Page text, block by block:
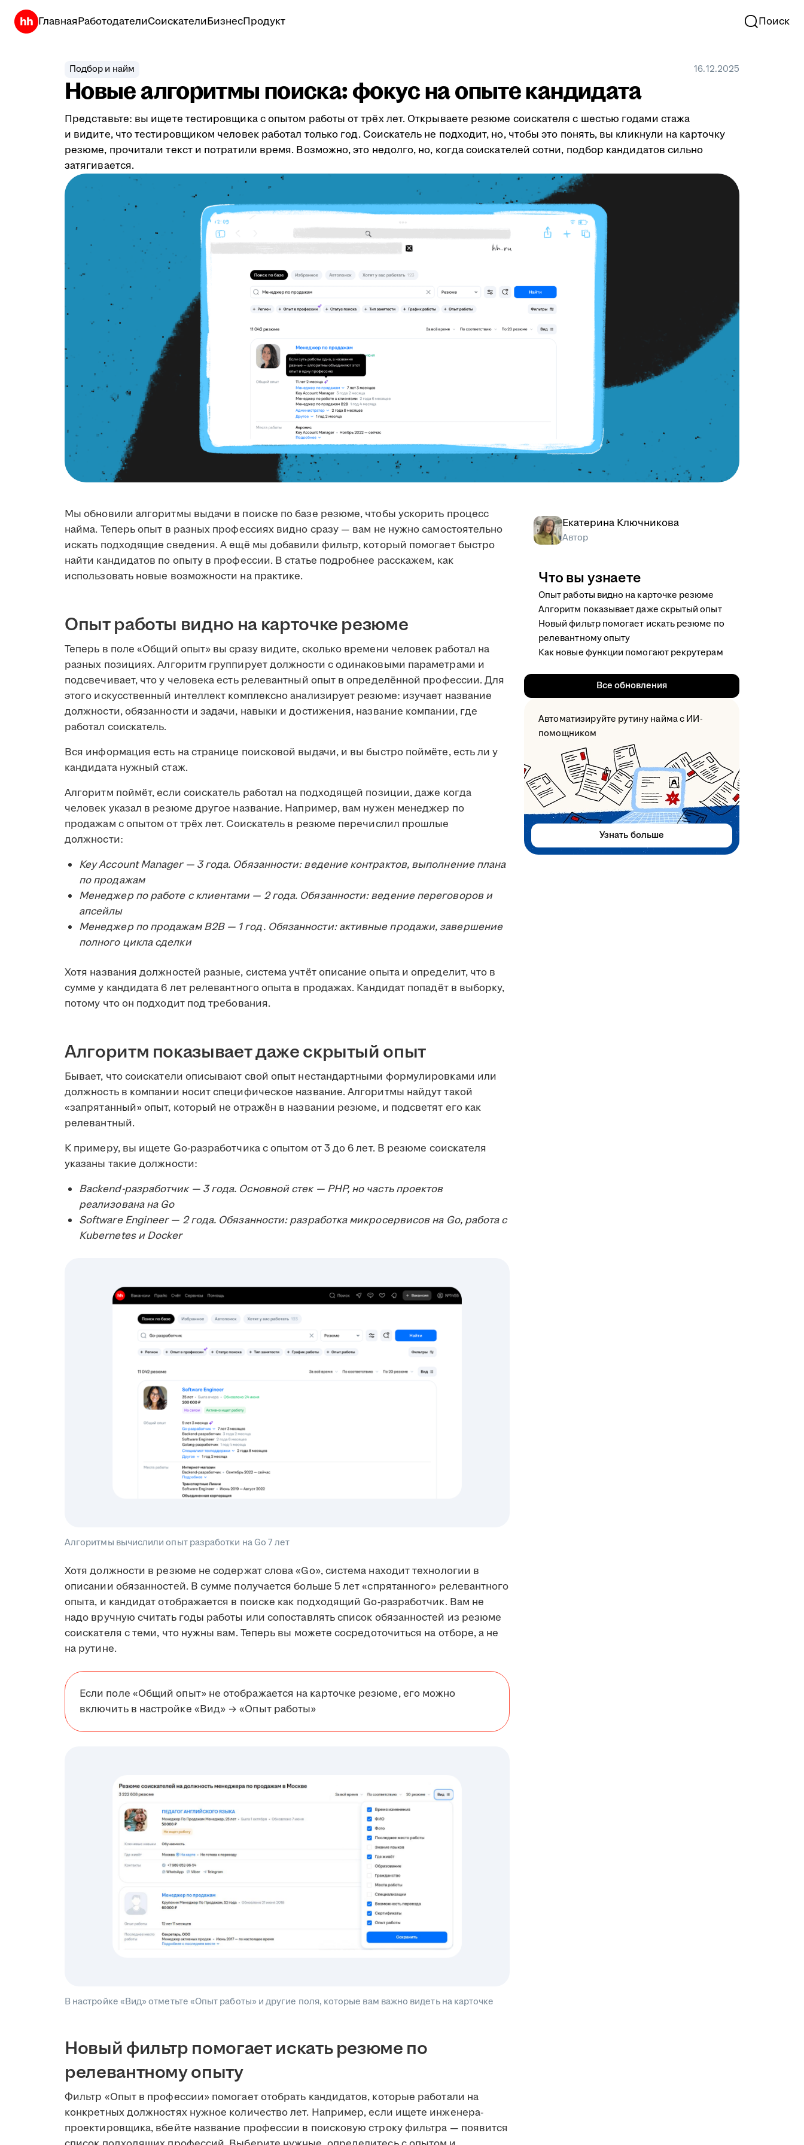
ГлавнаяРаботодателиСоискателиБизнесПродукт Поиск
Подбор и найм 16.12.2025
Новые алгоритмы поиска: фокус на опыте кандидата
Представьте: вы ищете тестировщика с опытом работы от трёх лет. Открываете резюме соискателя с шестью годами стажа
и видите, что тестировщиком человек работал только год. Соискатель не подходит, но, чтобы это понять, вы кликнули на карточку
резюме, прочитали текст и потратили время. Возможно, это недолго, но, когда соискателей сотни, подбор кандидатов сильно
затягивается.
Мы обновили алгоритмы выдачи в поиске по базе резюме, чтобы ускорить процесс
найма. Теперь опыт в разных профессиях видно сразу — вам не нужно самостоятельно
искать подходящие сведения. А ещё мы добавили фильтр, который помогает быстро
найти кандидатов по опыту в профессии. В статье подробнее расскажем, как
использовать новые возможности на практике.
Опыт работы видно на карточке резюме
Теперь в поле «Общий опыт» вы сразу видите, сколько времени человек работал на
разных позициях. Алгоритм группирует должности с одинаковыми параметрами и
подсвечивает, что у человека есть релевантный опыт в определённой профессии. Для
этого искусственный интеллект комплексно анализирует резюме: изучает название
должности, обязанности и задачи, навыки и достижения, название компании, где
работал соискатель.
Вся информация есть на странице поисковой выдачи, и вы быстро поймёте, есть ли у
кандидата нужный стаж.
Алгоритм поймёт, если соискатель работал на подходящей позиции, даже когда
человек указал в резюме другое название. Например, вам нужен менеджер по
продажам с опытом от трёх лет. Соискатель в резюме перечислил прошлые
должности:
Key Account Manager — 3 года. Обязанности: ведение контрактов, выполнение плана
по продажам
Менеджер по работе с клиентами — 2 года. Обязанности: ведение переговоров и
апсейлы
Менеджер по продажам B2B — 1 год. Обязанности: активные продажи, завершение
полного цикла сделки
Хотя названия должностей разные, система учтёт описание опыта и определит, что в
сумме у кандидата 6 лет релевантного опыта в продажах. Кандидат попадёт в выборку,
потому что он подходит под требования.
Алгоритм показывает даже скрытый опыт
Бывает, что соискатели описывают свой опыт нестандартными формулировками или
должность в компании носит специфическое название. Алгоритмы найдут такой
«запрятанный» опыт, который не отражён в названии резюме, и подсветят его как
релевантный.
К примеру, вы ищете Go-разработчика с опытом от 3 до 6 лет. В резюме соискателя
указаны такие должности:
Backend-разработчик — 3 года. Основной стек — PHP, но часть проектов
реализована на Go
Software Engineer — 2 года. Обязанности: разработка микросервисов на Go, работа с
Kubernetes и Docker
Алгоритмы вычислили опыт разработки на Go 7 лет
Хотя должности в резюме не содержат слова «Go», система находит технологии в
описании обязанностей. В сумме получается больше 5 лет «спрятанного» релевантного
опыта, и кандидат отображается в поиске как подходящий Go-разработчик. Вам не
надо вручную считать годы работы или сопоставлять список обязанностей из резюме
соискателя с теми, что нужны вам. Теперь вы можете сосредоточиться на отборе, а не
на рутине.
Если поле «Общий опыт» не отображается на карточке резюме, его можно
включить в настройке «Вид» → «Опыт работы»
В настройке «Вид» отметьте «Опыт работы» и другие поля, которые вам важно видеть на карточке
Новый фильтр помогает искать резюме по
релевантному опыту
Фильтр «Опыт в профессии» помогает отобрать кандидатов, которые работали на
конкретных должностях нужное количество лет. Например, если ищете инженера-
проектировщика, вбейте название профессии в поисковую строку фильтра — появится
Екатерина Ключникова
Автор
Что вы узнаете
Опыт работы видно на карточке резюме
Алгоритм показывает даже скрытый опыт
Новый фильтр помогает искать резюме по
релевантному опыту
Как новые функции помогают рекрутерам
Все обновления
Автоматизируйте рутину найма с ИИ-
помощником
Узнать больше